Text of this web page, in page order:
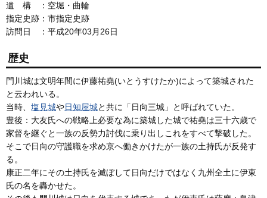
遺 構 ：空堀・曲輪
指定史跡：市指定史跡
訪問日 ：平成20年03月26日
歴史
門川城は文明年間に伊藤祐堯(いとうすけたか)によって築城された
と云われいる。
当時、 塩見城や日知屋城と共に「日向三城」と呼ばれていた。
豊後：大友氏への戦略上必要な為に築城した城で祐堯は三十六歳で
家督を継ぐと一族の反勢力討伐に乗り出しこれをすべて撃破した。
そこで日向の守護職を求め京へ働きかけたが一族の土持氏が反発す
る。
康正二年にその土持氏を滅ぼして日向だけではなく九州全土に伊東
氏の名を轟かせた。